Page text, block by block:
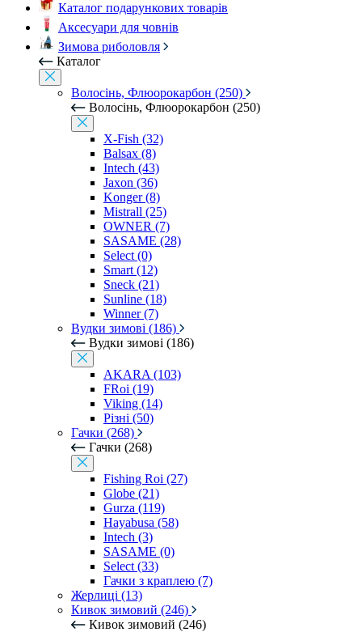
Каталог подарункових товарів
Аксесуари для човнів
Зимова риболовля
Каталог
Волосінь, Флюорокарбон (250)
Волосінь, Флюорокарбон (250)
X-Fish (32)
Balsax (8)
Intech (43)
Jaxon (36)
Konger (8)
Mistrall (25)
OWNER (7)
SASAME (28)
Select (0)
Smart (12)
Sneck (21)
Sunline (18)
Winner (7)
Вудки зимові (186)
Вудки зимові (186)
AKARA (103)
FRoi (19)
Viking (14)
Різні (50)
Гачки (268)
Гачки (268)
Fishing Roi (27)
Globe (21)
Gurza (119)
Hayabusa (58)
Intech (3)
SASAME (0)
Select (33)
Гачки з краплею (7)
Жерлиці (13)
Кивок зимовий (246)
Кивок зимовий (246)